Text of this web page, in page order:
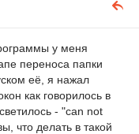
у меня
переноса папки
её, я нажал
как говорилось в
- "can not
что делать в такой